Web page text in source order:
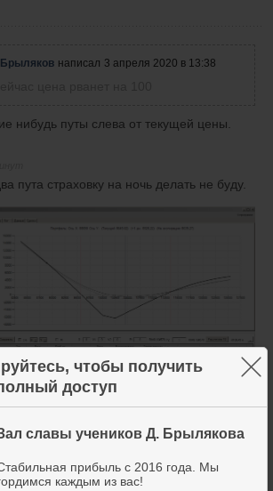
чтобы получить
доступ
славы учеников Д. Брылякова
прибыль с 2016 года. Мы
каждым из вас!
×
написал 3 апреля 2020 в 13:38
нибудь путы слева от текущей цены.
пута страховку на ночь делать не буду.